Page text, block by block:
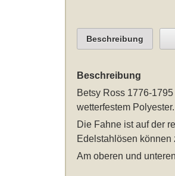
Beschreibung
Beschreibung
Betsy Ross 1776-
wetterfestem Polyester.
Die Fahne ist auf der
Edelstahlösen können
Am oberen und